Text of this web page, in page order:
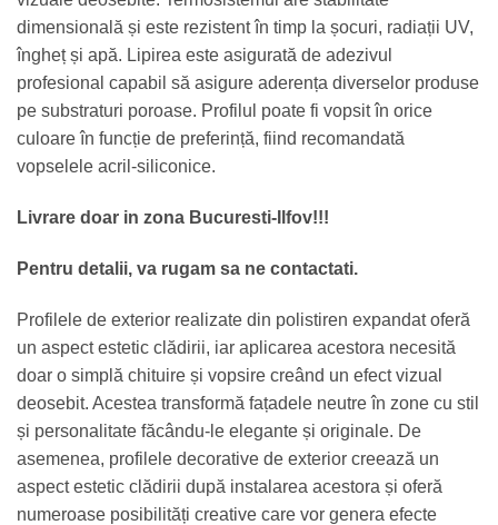
dimensională și este rezistent în timp la șocuri, radiații UV,
îngheț și apă. Lipirea este asigurată de adezivul
profesional capabil să asigure aderența diverselor produse
pe substraturi poroase. Profilul poate fi vopsit în orice
culoare în funcție de preferință, fiind recomandată
vopselele acril-siliconice.
Livrare doar in zona Bucuresti-Ilfov!!!
Pentru detalii, va rugam sa ne contactati.
Profilele de exterior realizate din polistiren expandat oferă
un aspect estetic clădirii, iar aplicarea acestora necesită
doar o simplă chituire și vopsire creând un efect vizual
deosebit. Acestea transformă fațadele neutre în zone cu stil
și personalitate făcându-le elegante și originale. De
asemenea, profilele decorative de exterior creează un
aspect estetic clădirii după instalarea acestora și oferă
numeroase posibilități creative care vor genera efecte